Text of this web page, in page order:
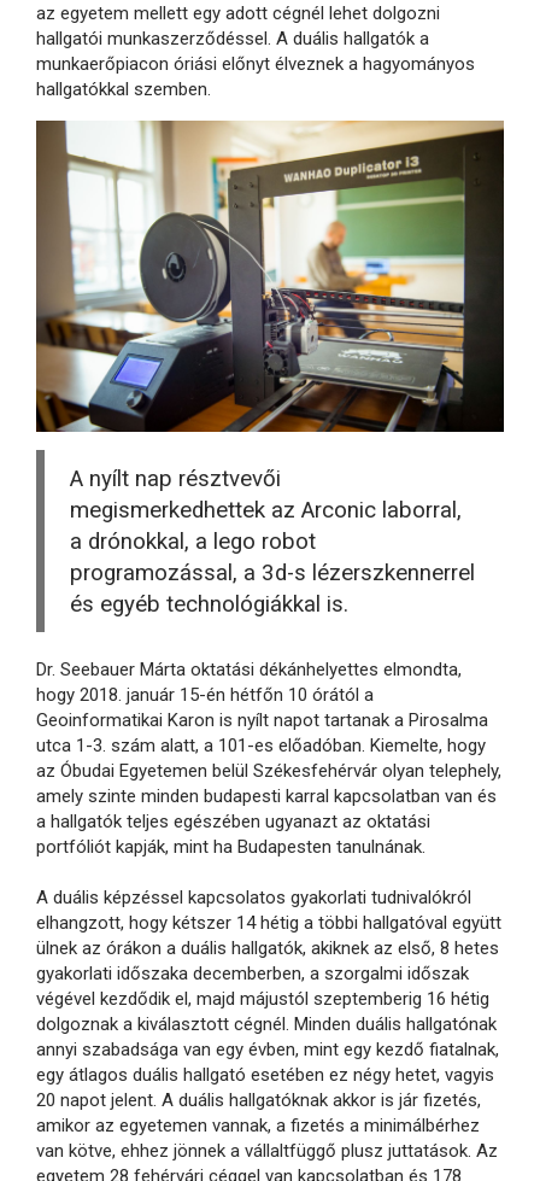
az egyetem mellett egy adott cégnél lehet dolgozni
hallgatói munkaszerződéssel. A duális hallgatók a
munkaerőpiacon óriási előnyt élveznek a hagyományos
hallgatókkal szemben.
A nyílt nap résztvevői
megismerkedhettek az Arconic laborral,
a drónokkal, a lego robot
programozással, a 3d-s lézerszkennerrel
és egyéb technológiákkal is.
Dr. Seebauer Márta oktatási dékánhelyettes elmondta,
hogy 2018. január 15-én hétfőn 10 órától a
Geoinformatikai Karon is nyílt napot tartanak a Pirosalma
utca 1-3. szám alatt, a 101-es előadóban. Kiemelte, hogy
az Óbudai Egyetemen belül Székesfehérvár olyan telephely,
amely szinte minden budapesti karral kapcsolatban van és
a hallgatók teljes egészében ugyanazt az oktatási
portfóliót kapják, mint ha Budapesten tanulnának.
A duális képzéssel kapcsolatos gyakorlati tudnivalókról
elhangzott, hogy kétszer 14 hétig a többi hallgatóval együtt
ülnek az órákon a duális hallgatók, akiknek az első, 8 hetes
gyakorlati időszaka decemberben, a szorgalmi időszak
végével kezdődik el, majd májustól szeptemberig 16 hétig
dolgoznak a kiválasztott cégnél. Minden duális hallgatónak
annyi szabadsága van egy évben, mint egy kezdő fiatalnak,
egy átlagos duális hallgató esetében ez négy hetet, vagyis
20 napot jelent. A duális hallgatóknak akkor is jár fizetés,
amikor az egyetemen vannak, a fizetés a minimálbérhez
van kötve, ehhez jönnek a vállaltfüggő plusz juttatások. Az